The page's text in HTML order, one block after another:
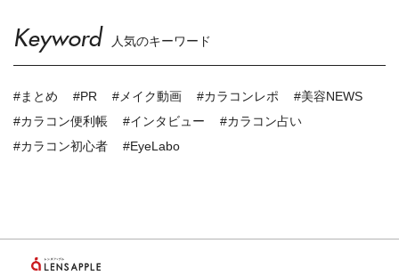
Keyword 人気のキーワード
#まとめ #PR #メイク動画 #カラコンレポ
#美容NEWS
#カラコン便利帳
#インタビュー
#カラコン占い
#カラコン初心者
#EyeLabo